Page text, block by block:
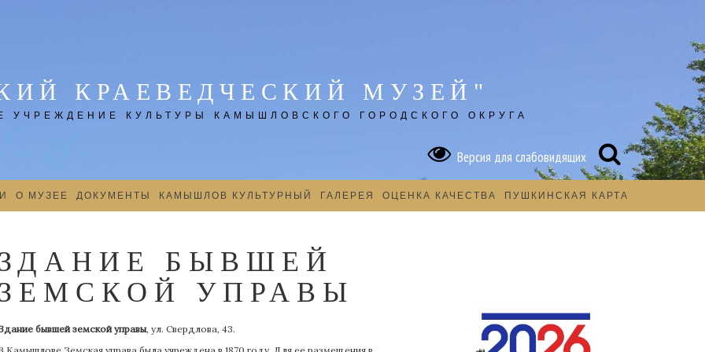
КРАЕВЕДЧЕСКИЙ МУЗЕЙ"
КУЛЬТУРЫ КАМЫШЛОВСКОГО ГОРОДСКОГО ОКРУГА
Версия для слабовидящих
О МУЗЕЕ ДОКУМЕНТЫ КАМЫШЛОВ КУЛЬТУРНЫЙ ГАЛЕРЕЯ ОЦЕНКА КАЧЕСТВА ПУШКИНСКАЯ КАРТА
БЫВШЕЙ
УПРАВЫ
бывшей земской управы, ул. Свердлова, 43.